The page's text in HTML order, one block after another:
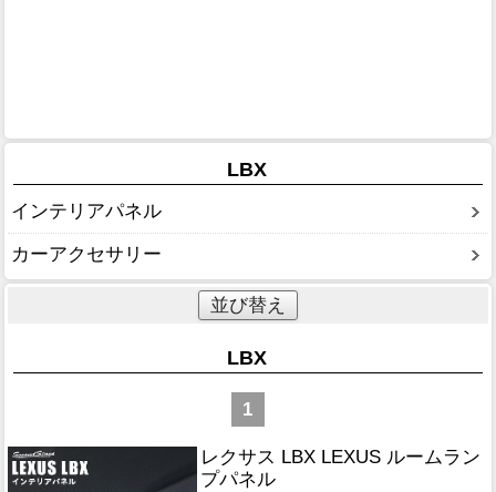
LBX
インテリアパネル
カーアクセサリー
並び替え
LBX
1
レクサス LBX LEXUS ルームラン
プパネル